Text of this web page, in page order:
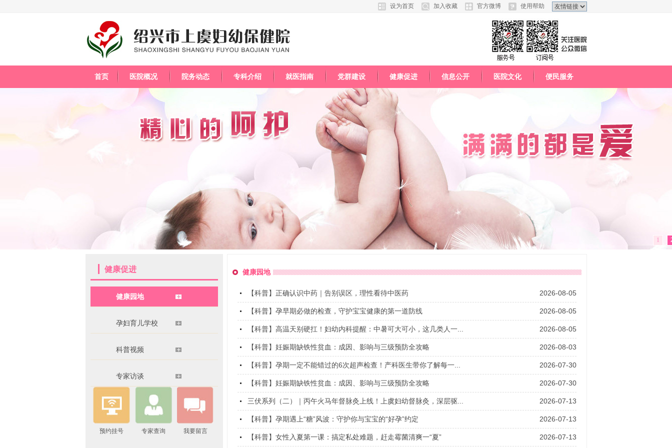
使用帮助
官方微博
加入收藏
设为首页
首页 医院概况 院务动态 专科介绍 就医指南 党群建设 健康促进 信息公开 医院文化 便民服务
1
健康促进
健康园地
孕妇育儿学校
科普视频
专家访谈
预约挂号 专家查询 我要留言
健康园地
【科普】正确认识中药｜告别误区，理性看待中医药 2026-08-05
【科普】孕早期必做的检查，守护宝宝健康的第一道防线 2026-08-05
【科普】高温天别硬扛！妇幼内科提醒：中暑可大可小，这几类人一... 2026-08-05
【科普】妊娠期缺铁性贫血：成因、影响与三级预防全攻略 2026-08-03
【科普】孕期一定不能错过的6次超声检查！产科医生带你了解每一... 2026-07-30
【科普】妊娠期缺铁性贫血：成因、影响与三级预防全攻略 2026-07-30
三伏系列（二）｜丙午火马年督脉灸上线！上虞妇幼督脉灸，深层驱... 2026-07-13
【科普】孕期遇上“糖”风波：守护你与宝宝的“好孕”约定 2026-07-13
【科普】女性入夏第一课：搞定私处难题，赶走霉菌清爽一“夏” 2026-07-13